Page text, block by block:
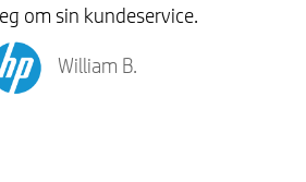
om sin kundeservice.
William B.